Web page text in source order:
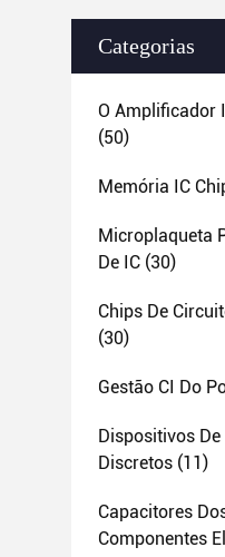
Categorias
O Amplificador
(50)
Memória IC
Microplaqueta
De IC (30)
Chips De
(30)
Gestão CI Do
Dispositivos
Discretos (11)
Capacitores
Componentes